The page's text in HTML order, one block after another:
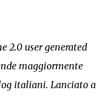
2.0 user generated
maggiormente
italiani. Lanciato a